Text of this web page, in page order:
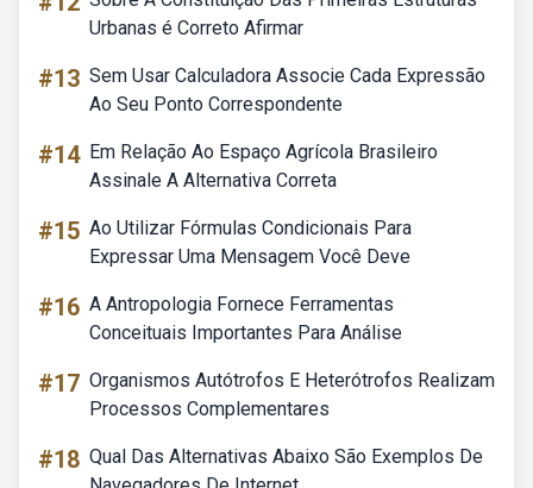
Urbanas é Correto Afirmar
#13 Sem Usar Calculadora Associe Cada Expressão
Ao Seu Ponto Correspondente
#14 Em Relação Ao Espaço Agrícola Brasileiro
Assinale A Alternativa Correta
#15 Ao Utilizar Fórmulas Condicionais Para
Expressar Uma Mensagem Você Deve
#16 A Antropologia Fornece Ferramentas
Conceituais Importantes Para Análise
#17 Organismos Autótrofos E Heterótrofos Realizam
Processos Complementares
#18 Qual Das Alternativas Abaixo São Exemplos De